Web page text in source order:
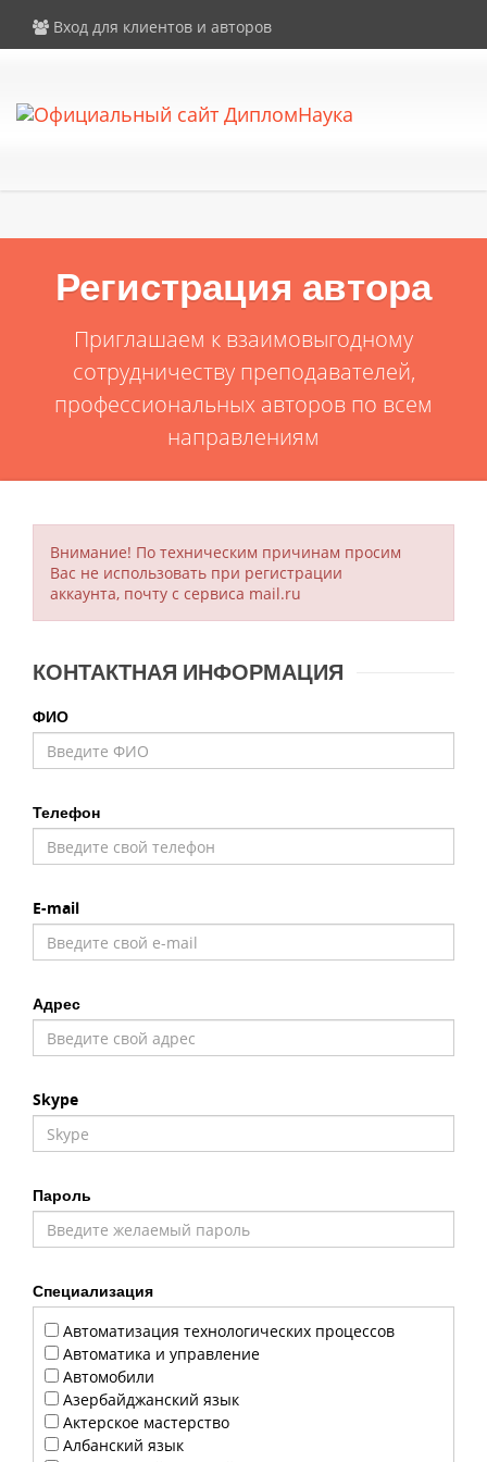
Внимание! Компания DiplomNauka не продает дипломы, аттестаты
и иные документы об образовании. Все услуги на сайте
Вход для клиентов и авторов
Регистрация автора
Приглашаем к взаимовыгодному
сотрудничеству преподавателей,
профессиональных авторов по всем
направлениям
Внимание! По техническим причинам просим
Вас не использовать при регистрации
аккаунта, почту с сервиса mail.ru
КОНТАКТНАЯ ИНФОРМАЦИЯ
ФИО
Телефон
E-mail
Адрес
Skype
Пароль
Специализация
Автоматизация технологических процессов
Автоматика и управление
Автомобили
Азербайджанский язык
Актерское мастерство
Албанский язык